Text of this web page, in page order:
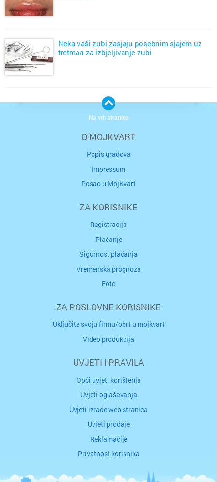
Neka vaši zubi zasjaju posebnim sjajem uz
tretman za izbjeljivanje zubi
O MOJKVART
Popis gradova
Impressum
Posao u MojKvart
ZA KORISNIKE
Registracija
Plaćanje
Sigurnost plaćanja
Vremenska prognoza
Foto
ZA POSLOVNE KORISNIKE
Uključite svoju firmu/obrt u mojkvart
Video produkcija
UVJETI I PRAVILA
Opći uvjeti korištenja
Uvjeti oglašavanja
Uvjeti izrade web stranica
Uvjeti prodaje
Reklamacije
Privatnost korisnika
Na vrh stranice